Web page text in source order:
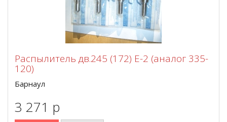
Распылитель дв.245 (172) Е-2 (аналог 335-
120)
Барнаул
3 271 p